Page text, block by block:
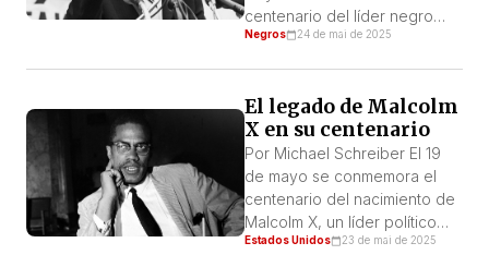
centenario del líder negro
que se convirtió en un
marcada por una oratoria
espectacular, posiciones
siempre controvertidas y un
innegable talante militante,
Malcolm X es un símbolo de la
lucha […]
Negros 24 de mai de 2025
El legado de Malcolm
X en su centenario
Por Michael Schreiber El 19
de mayo se conmemora el
centenario del nacimiento de
Malcolm X, un líder político
fundamental del siglo XX. Las
Estados Unidos 23 de mai de 2025